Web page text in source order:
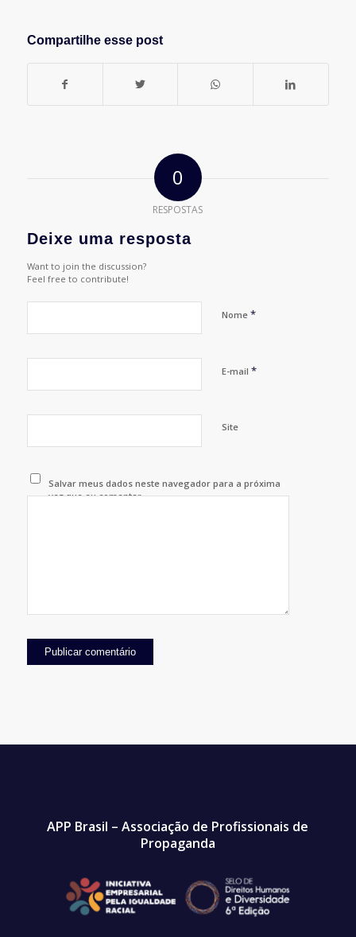
Compartilhe esse post
0
RESPOSTAS
Deixe uma resposta
Want to join the discussion?
Feel free to contribute!
Nome *
E-mail *
Site
Salvar meus dados neste navegador para a próxima
vez que eu comentar.
APP Brasil – Associação de Profissionais de
Propaganda